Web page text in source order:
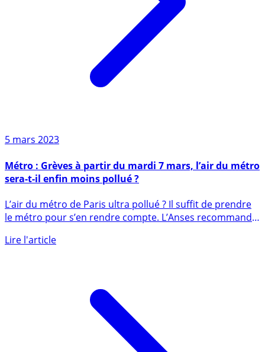
Métro : Grèves à partir du mardi 7 mars, l’air du métro
L’air du métro de Paris ultra pollué ? Il suffit de prendre
le métro pour s’en rendre compte. L’Anses recommande
de (...)